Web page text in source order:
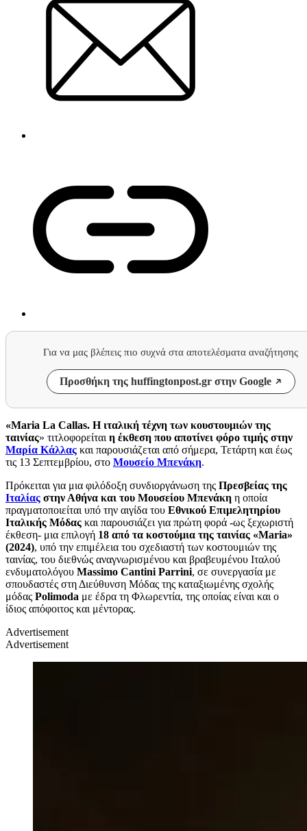
Για να μας βλέπεις πιο συχνά στα αποτελέσματα αναζήτησης
Προσθήκη της huffingtonpost.gr στην Google
«Μaria La Callas. Η ιταλική τέχνη των κουστουμιών της
ταινίας» τιτλοφορείται η έκθεση που αποτίνει φόρο τιμής στην
Μαρία Κάλλας και παρουσιάζεται από σήμερα, Τετάρτη και έως
τις 13 Σεπτεμβρίου, στο Μουσείο Μπενάκη.
Πρόκειται για μια φιλόδοξη συνδιοργάνωση της Πρεσβείας της
Ιταλίας στην Αθήνα και του Μουσείου Μπενάκη η οποία
πραγματοποιείται υπό την αιγίδα του Εθνικού Επιμελητηρίου
Ιταλικής Μόδας και παρουσιάζει για πρώτη φορά -ως ξεχωριστή
έκθεση- μια επιλογή 18 από τα κοστούμια της ταινίας «Maria»
(2024), υπό την επιμέλεια του σχεδιαστή των κοστουμιών της
ταινίας, του διεθνώς αναγνωρισμένου και βραβευμένου Ιταλού
ενδυματολόγου Massimo Cantini Parrini, σε συνεργασία με
σπουδαστές στη Διεύθυνση Μόδας της καταξιωμένης σχολής
μόδας Polimoda με έδρα τη Φλωρεντία, της οποίας είναι και ο
ίδιος απόφοιτος και μέντορας.
Advertisement
Advertisement